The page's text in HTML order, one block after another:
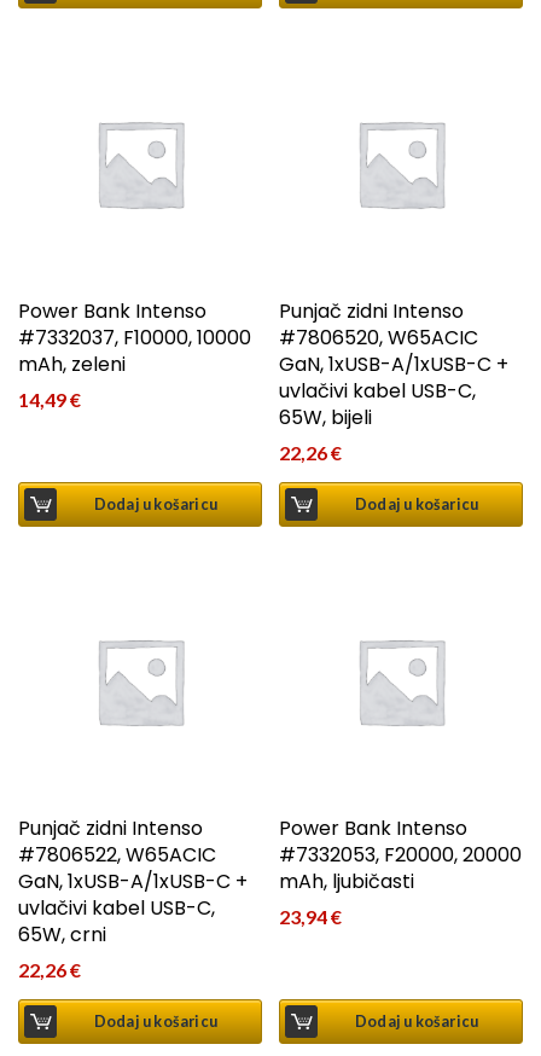
Power Bank Intenso
#7332037, F10000, 10000
mAh, zeleni
14,49€
Dodaj u košaricu
Punjač zidni Intenso
#7806520, W65ACIC
GaN, 1xUSB-A/1xUSB-C +
uvlačivi kabel USB-C,
65W, bijeli
22,26€
Dodaj u košaricu
Punjač zidni Intenso
#7806522, W65ACIC
GaN, 1xUSB-A/1xUSB-C +
uvlačivi kabel USB-C,
65W, crni
22,26€
Dodaj u košaricu
Power Bank Intenso
#7332053, F20000, 20000
mAh, ljubičasti
23,94€
Dodaj u košaricu